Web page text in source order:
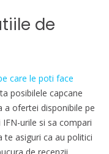
de
care le poti face
posibilele capcane
a ofertei disponibile pe
urile si sa compari
asiguri ca au politici
de recenzii